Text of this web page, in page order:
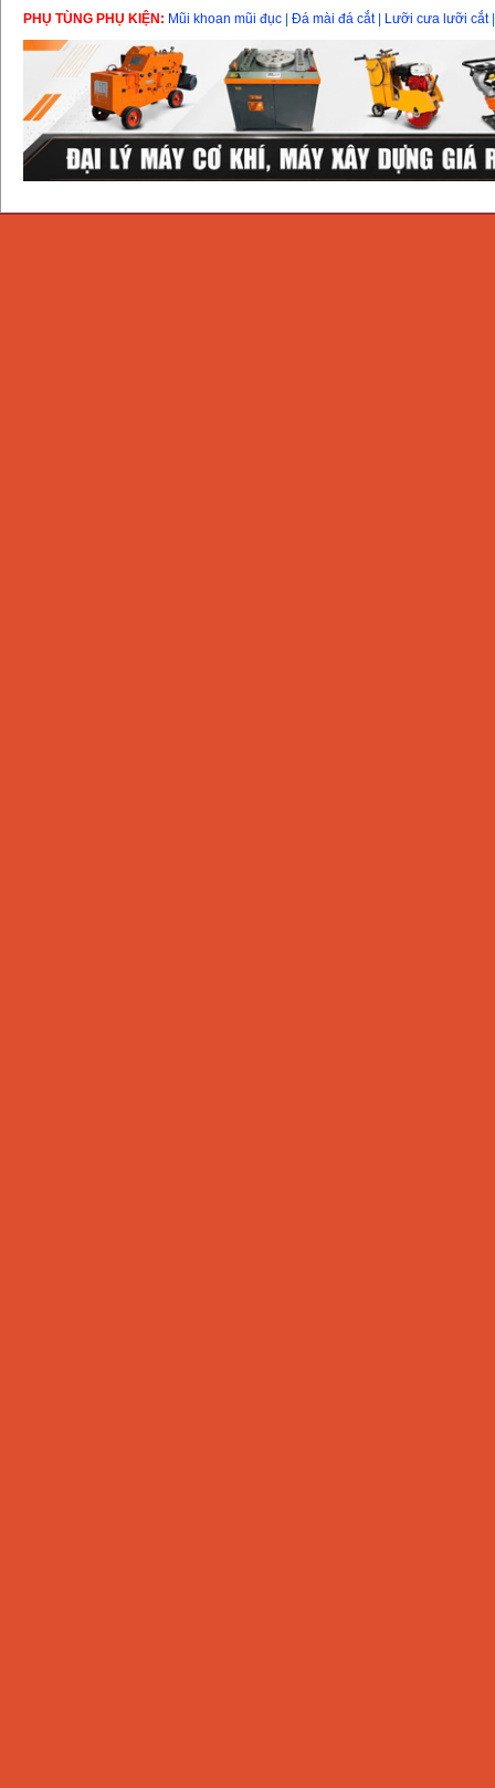
PHỤ TÙNG PHỤ KIỆN: Mũi khoan mũi đục Đá mài đá cắt| Lưỡi cưa lưỡi cắt